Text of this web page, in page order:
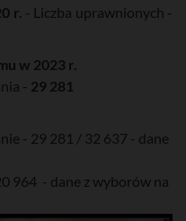
r. - Liczba uprawnionych -
w 2023 r.
- 29 281
- 29 281 / 32 637 - dane
964 - dane z wyborów na